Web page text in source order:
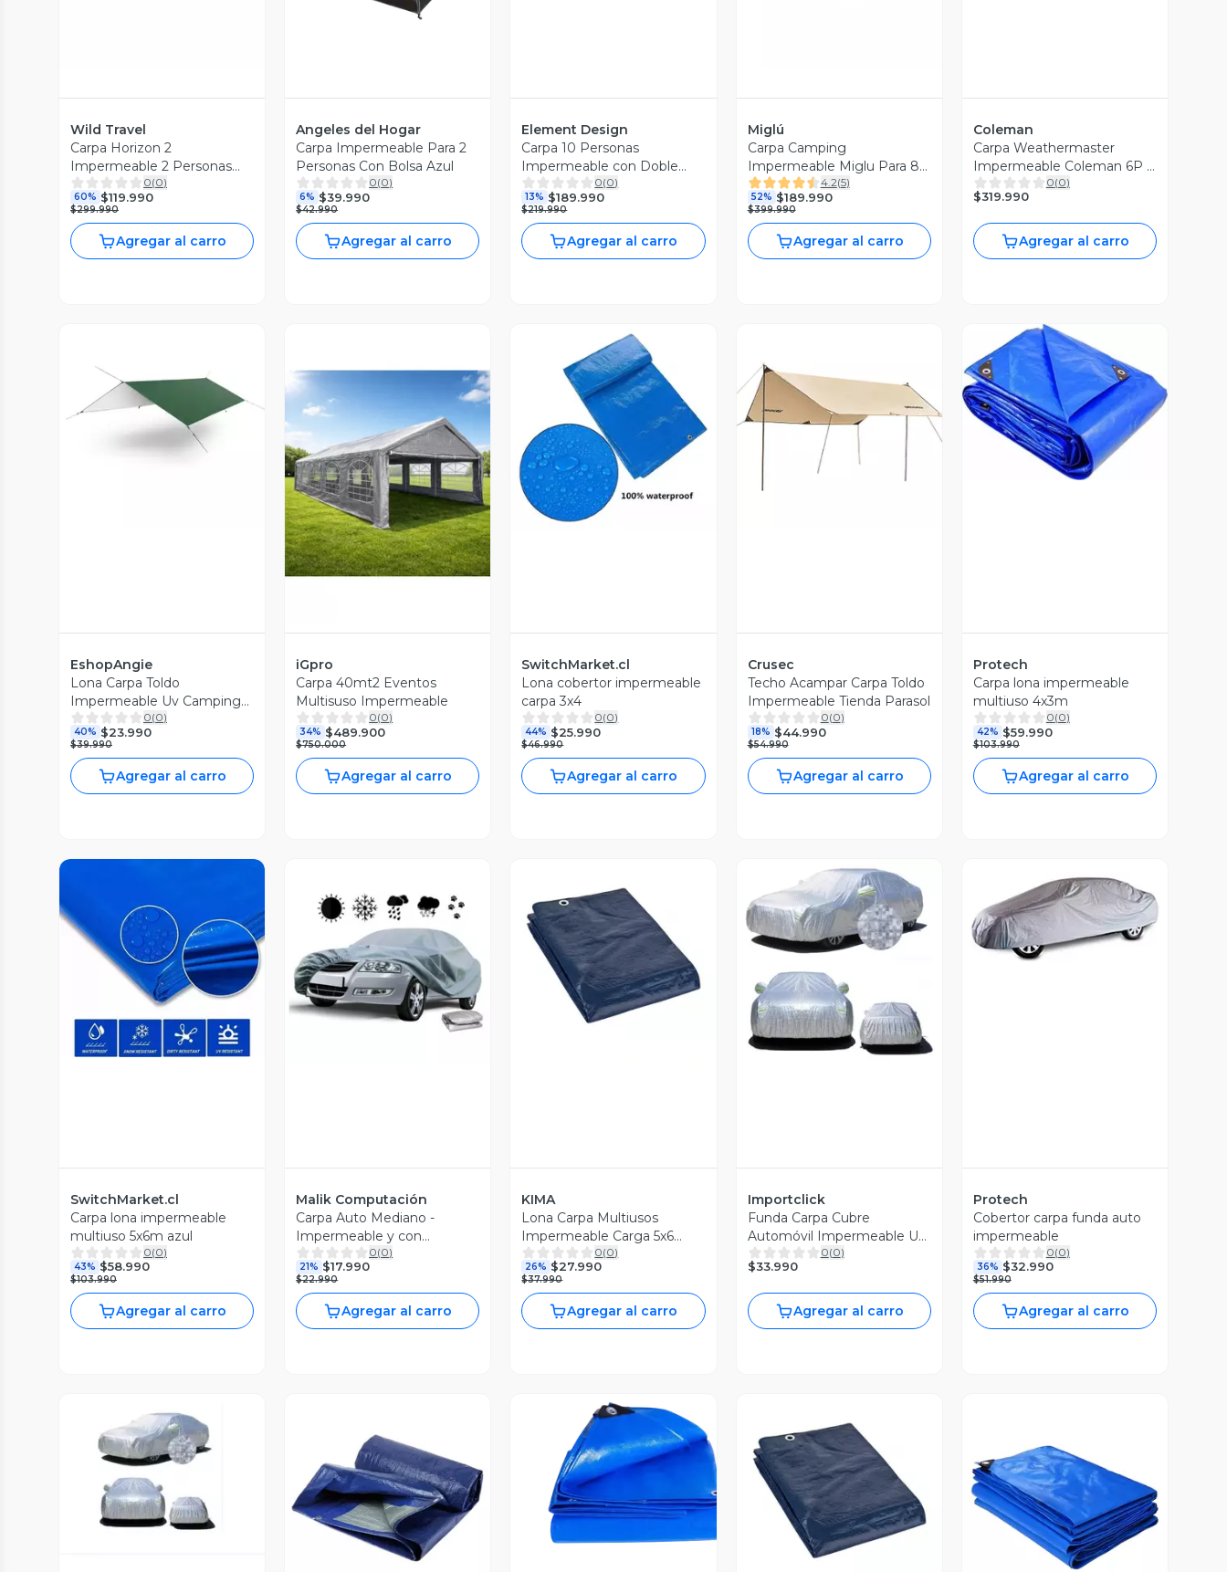
Wild Travel
Carpa Horizon 2
Impermeable 2 Personas
Trekking Wild Travel
0(0)
60% $119.990
$299.990
Agregar al carro
Angeles del Hogar
Carpa Impermeable Para 2
Personas Con Bolsa Azul
0(0)
6% $39.990
$42.990
Agregar al carro
Element Design
Carpa 10 Personas
Impermeable con Doble
Capa y Ventilacion
0(0)
13% $189.990
$219.990
Agregar al carro
Miglú
Carpa Camping
Impermeable Miglu Para 8
Personas
4.2(5)
52% $189.990
$399.990
Agregar al carro
Coleman
Carpa Weathermaster
Impermeable Coleman 6P /
6 Personas 0(0)
$319.990
Agregar al carro
Vista Previa
EshopAngie
Lona Carpa Toldo
Impermeable Uv Camping
3x3 Tarp Outdoor
0(0)
40% $23.990
$39.990
Agregar al carro
Vista Previa
iGpro
Carpa 40mt2 Eventos
Multisuso Impermeable
0(0)
34% $489.900
$750.000
Agregar al carro
Vista Previa
SwitchMarket.cl
Lona cobertor impermeable
carpa 3x4
0(0)
44% $25.990
$46.990
Agregar al carro
Vista Previa
Crusec
Techo Acampar Carpa Toldo
Impermeable Tienda Parasol
0(0)
18% $44.990
$54.990
Agregar al carro
Vista Previa
Protech
Carpa lona impermeable
multiuso 4x3m
0(0)
42% $59.990
$103.990
Agregar al carro
Vista Previa
SwitchMarket.cl
Carpa lona impermeable
multiuso 5x6m azul
0(0)
43% $58.990
$103.990
Agregar al carro
Vista Previa
Malik Computación
Carpa Auto Mediano -
Impermeable y con
Protección Solar UV
0(0)
21% $17.990
$22.990
Agregar al carro
Vista Previa
KIMA
Lona Carpa Multiusos
Impermeable Carga 5x6
Metros
0(0)
26% $27.990
$37.990
Agregar al carro
Vista Previa
Importclick
Funda Carpa Cubre
Automóvil Impermeable UV
Vinilo + Algodón
0(0)
$33.990
Agregar al carro
Vista Previa
Protech
Cobertor carpa funda auto
impermeable
0(0)
36% $32.990
$51.990
Agregar al carro
Vista Previa
Vista Previa
Vista Previa
Vista Previa
Vista Previa